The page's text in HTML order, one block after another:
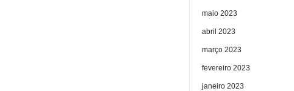
maio 2023
abril 2023
março 2023
fevereiro 2023
janeiro 2023